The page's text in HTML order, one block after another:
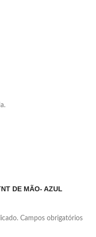
DE MÃO- AZUL
Campos obrigatórios